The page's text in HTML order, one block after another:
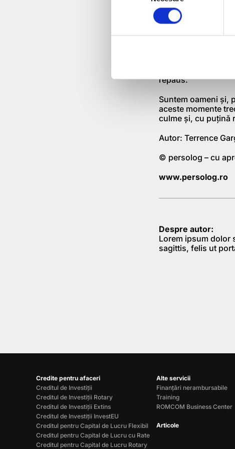
Importanţa odihnei
trebuit s-o învăţ
atât de motivat
faptul că îmi
recreere. Odihna
trainingul în sine.
timpului liber, dar
repaus.
Suntem oameni şi,
aceste momente
culme şi, cu puţină
Autor: Terrence
© persolog – cu
www.persolog.ro
Despre autor:
Lorem ipsum dolor
sagittis, felis ut
Credite pentru afaceri
Creditul de Investiții
Creditul de Investiții Rotary
Creditul de Investiții Extins
Creditul de Investiții InvestEU
Creditul pentru Capital de Lucru Flexibil
Creditul pentru Capital de Lucru cu Rate
Creditul pentru Capital de Lucru Rotary
Alte servicii
Finanțări nerambursabile
Training
ROMCOM Business Center
Articole